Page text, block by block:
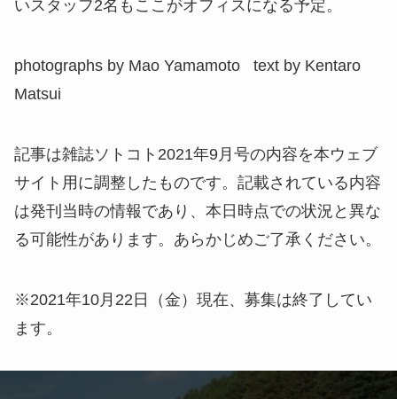
いスタッフ2名もここがオフィスになる予定。
photographs by Mao Yamamoto text by Kentaro
Matsui
記事は雑誌ソトコト2021年9月号の内容を本ウェブ
サイト用に調整したものです。記載されている内容
は発刊当時の情報であり、本日時点での状況と異な
る可能性があります。あらかじめご了承ください。
※2021年10月22日（金）現在、募集は終了してい
ます。